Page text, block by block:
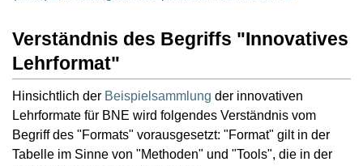
Verständnis des Begriffs "Innovatives
Lehrformat"
Hinsichtlich der Beispielsammlung der innovativen
Lehrformate für BNE wird folgendes Verständnis vom
Begriff des "Formats" vorausgesetzt: "Format" gilt in der
Tabelle im Sinne von "Methoden" und "Tools", die in der